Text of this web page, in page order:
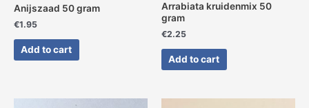
Anijszaad 50 gram
€1.95
Add to cart
Arrabiata kruidenmix 50
gram
€2.25
Add to cart